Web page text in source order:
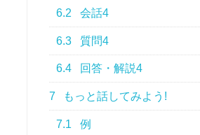
6.2 会話4
6.3 質問4
6.4 回答・解説4
7 もっと話してみよう!
7.1 例